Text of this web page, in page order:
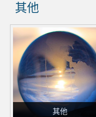
其他
其他